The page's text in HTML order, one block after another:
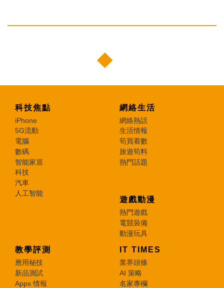
科技焦點
iPhone
5G流動
電腦
數碼
智能家居
科技
汽車
人工智能
網絡生活
網絡熱話
生活情報
筍買着數
旅遊筍料
熱門話題
遊戲動漫
熱門遊戲
電競裝備
動漫玩具
教學評測
應用秘技
新品測試
Apps 情報
IT TIMES
業界頭條
AI 策略
名家專欄